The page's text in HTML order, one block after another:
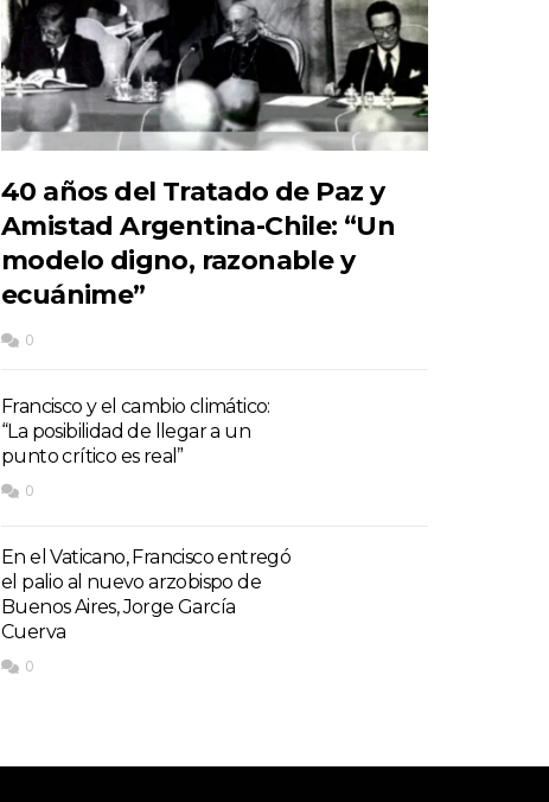
40 años del Tratado de Paz y
Amistad Argentina-Chile: “Un
modelo digno, razonable y
ecuánime”
0
Francisco y el cambio climático:
“La posibilidad de llegar a un
punto crítico es real”
0
En el Vaticano, Francisco entregó
el palio al nuevo arzobispo de
Buenos Aires, Jorge García
Cuerva
0